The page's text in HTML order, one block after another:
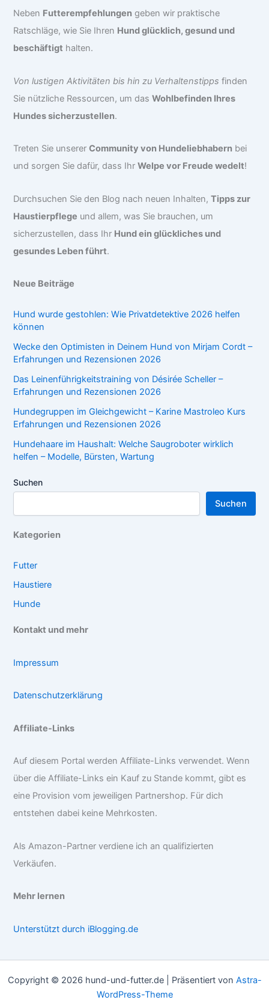
Neben Futterempfehlungen geben wir praktische
Ratschläge, wie Sie Ihren Hund glücklich, gesund und
beschäftigt halten.
Von lustigen Aktivitäten bis hin zu Verhaltenstipps finden
Sie nützliche Ressourcen, um dasWohlbefinden Ihres
Hundes sicherzustellen.
Treten Sie unsererCommunity von Hundeliebhabern bei
und sorgen Sie dafür, dass IhrWelpe vor Freude wedelt!
Durchsuchen Sie den Blog nach neuen Inhalten,Tipps zur
Haustierpflege und allem, was Sie brauchen, um
sicherzustellen, dass Ihr Hund ein glückliches und
gesundes Leben führt.
Neue Beiträge
Hund wurde gestohlen: Wie Privatdetektive 2026 helfen
können
Wecke den Optimisten in Deinem Hund von Mirjam Cordt –
Erfahrungen und Rezensionen 2026
Das Leinenführigkeitstraining von Désirée Scheller –
Erfahrungen und Rezensionen 2026
Hundegruppen im Gleichgewicht – Karine Mastroleo Kurs
Erfahrungen und Rezensionen 2026
Hundehaare im Haushalt: Welche Saugroboter wirklich
helfen – Modelle, Bürsten, Wartung
Suchen
Suchen
Kategorien
Futter
Haustiere
Hunde
Kontakt und mehr
Impressum
Datenschutzerklärung
Affiliate-Links
Auf diesem Portal werden Affiliate-Links verwendet. Wenn
über die Affiliate-Links ein Kauf zu Stande kommt, gibt es
eine Provision vom jeweiligen Partnershop. Für dich
entstehen dabei keine Mehrkosten.
Als Amazon-Partner verdiene ich an qualifizierten
Verkäufen.
Mehr lernen
Unterstützt durch iBlogging.de
Copyright © 2026 hund-und-futter.de | Präsentiert von Astra-
WordPress-Theme